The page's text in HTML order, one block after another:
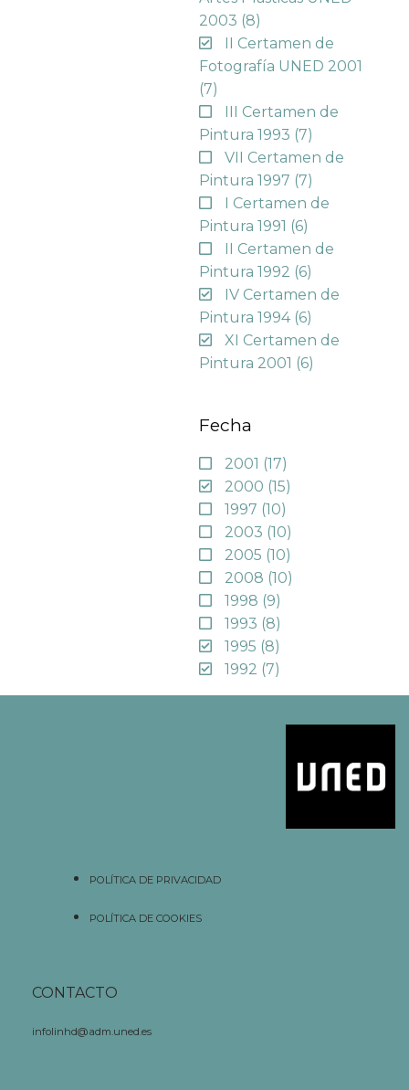
2003 (8)
II Certamen de
Fotografía UNED 2001
(7)
III Certamen de
Pintura 1993 (7)
VII Certamen de
Pintura 1997 (7)
I Certamen de
Pintura 1991 (6)
II Certamen de
Pintura 1992 (6)
IV Certamen de
Pintura 1994 (6)
XI Certamen de
Pintura 2001 (6)
Fecha
2001 (17)
2000 (15)
1997 (10)
2003 (10)
2005 (10)
2008 (10)
1998 (9)
1993 (8)
1995 (8)
1992 (7)
POLÍTICA DE PRIVACIDAD
POLÍTICA DE COOKIES
CONTACTO
infolinhd@adm.uned.es